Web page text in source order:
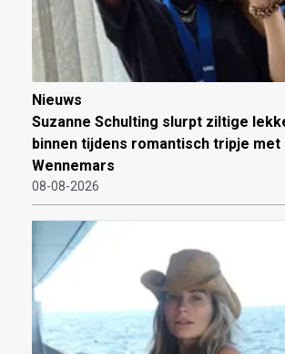
Nieuws
Suzanne Schulting slurpt ziltige
binnen tijdens romantisch tripje met
Wennemars
08-08-2026